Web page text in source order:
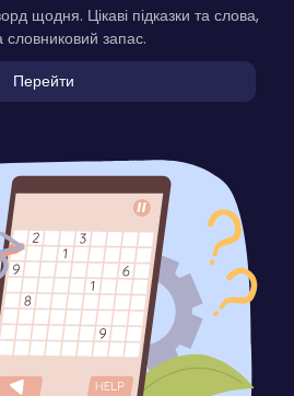
щодня. Цікаві підказки та слова,
словниковий запас.
Перейти